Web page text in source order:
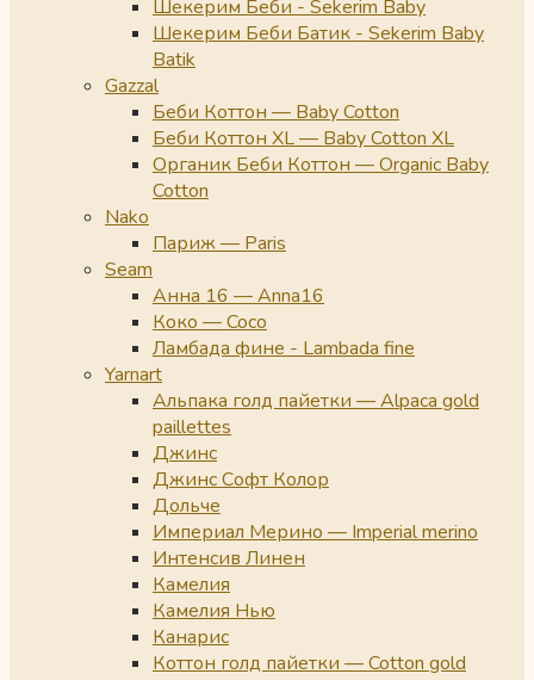
Шекерим Беби - Sekerim Baby
Шекерим Беби Батик - Sekerim Baby
Batik
Gazzal
Беби Коттон — Baby Cotton
Беби Коттон XL — Baby Cotton XL
Органик Беби Коттон — Organic Baby
Cotton
Nako
Париж — Paris
Seam
Анна 16 — Anna16
Коко — Coco
Ламбада фине - Lambada fine
Yarnart
Альпака голд пайетки — Alpaca gold
paillettes
Джинс
Джинс Софт Колор
Дольче
Империал Мерино — Imperial merino
Интенсив Линен
Камелия
Камелия Нью
Канарис
Коттон голд пайетки — Cotton gold